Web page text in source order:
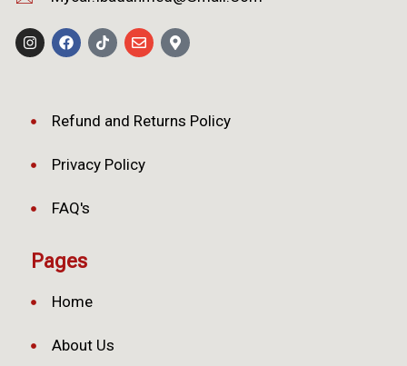
Pages
Home
About Us
Refund and Returns Policy
Privacy Policy
FAQ's